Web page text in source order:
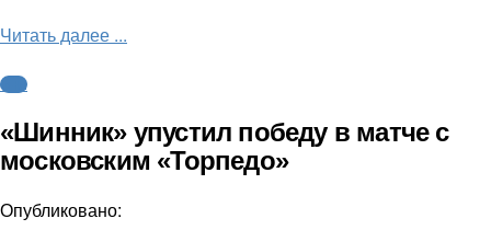
Читать далее ...
ФНЛ
«Шинник» упустил победу в матче с
московским «Торпедо»
Опубликовано: